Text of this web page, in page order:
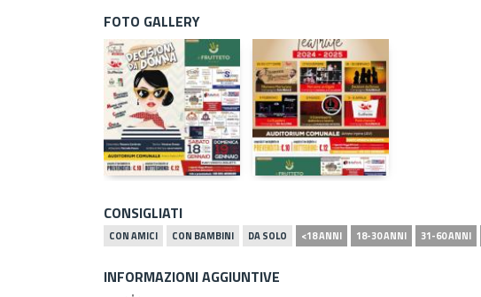
FOTO GALLERY
CONSIGLIATI
CON AMICI CON BAMBINI DA SOLO <18 ANNI 18-30 ANNI 31-60 ANNI
INFORMAZIONI AGGIUNTIVE